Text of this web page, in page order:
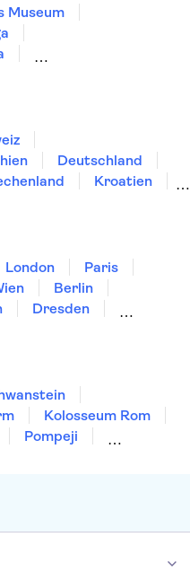
Museum
Palace
Achilleion Palace
Deutschland
Kroatien
London
Paris
Berlin
Dresden
Kolosseum Rom
Pompeji